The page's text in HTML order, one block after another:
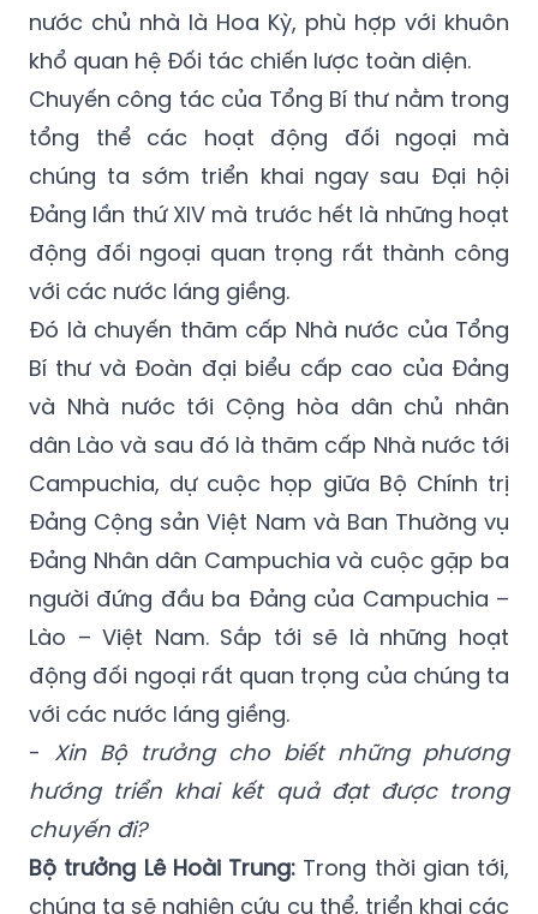
nước chủ nhà là Hoa Kỳ, phù hợp với khuôn
khổ quan hệ Đối tác chiến lược toàn diện.
Chuyến công tác của Tổng Bí thư nằm trong
tổng thể các hoạt động đối ngoại mà
chúng ta sớm triển khai ngay sau Đại hội
Đảng lần thứ XIV mà trước hết là những hoạt
động đối ngoại quan trọng rất thành công
với các nước láng giềng.
Đó là chuyến thăm cấp Nhà nước của Tổng
Bí thư và Đoàn đại biểu cấp cao của Đảng
và Nhà nước tới Cộng hòa dân chủ nhân
dân Lào và sau đó là thăm cấp Nhà nước tới
Campuchia, dự cuộc họp giữa Bộ Chính trị
Đảng Cộng sản Việt Nam và Ban Thường vụ
Đảng Nhân dân Campuchia và cuộc gặp ba
người đứng đầu ba Đảng của Campuchia –
Lào – Việt Nam. Sắp tới sẽ là những hoạt
động đối ngoại rất quan trọng của chúng ta
với các nước láng giềng.
- Xin Bộ trưởng cho biết những phương
hướng triển khai kết quả đạt được trong
chuyến đi?
Bộ trưởng Lê Hoài Trung: Trong thời gian tới,
chúng ta sẽ nghiên cứu cụ thể, triển khai các